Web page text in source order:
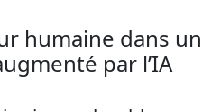
humaine dans un
par l’IA